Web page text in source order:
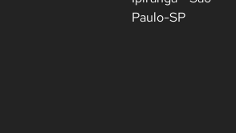
Paulo-SP